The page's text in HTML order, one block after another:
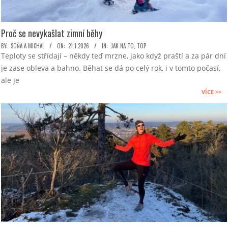
Proč se nevykašlat zimní běhy
2026-
01-
21
BY: SOŇA A MICHAL ON: 21.1.2026 IN: JAK NA TO TOP
Teploty se střídají – někdy teď mrzne, jako když praští a za pár dní
je zase obleva a bahno. Běhat se dá po celý rok, i v tomto počasí,
ale je
VÍCE >>